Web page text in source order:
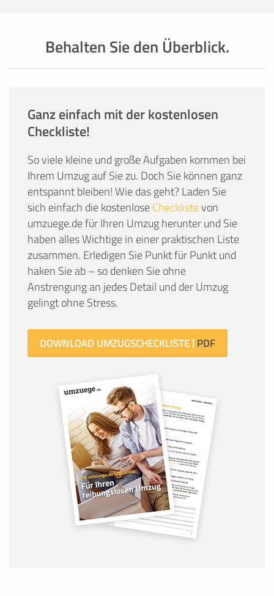
Behalten Sie den Überblick.
Ganz einfach mit der kostenlosen
Checkliste!
So viele kleine und große Aufgaben kommen bei
Ihrem Umzug auf Sie zu. Doch Sie können ganz
entspannt bleiben! Wie das geht? Laden Sie
sich einfach die kostenloseChecklistevon
umzuege.de für Ihren Umzug herunter und Sie
haben alles Wichtige in einer praktischen Liste
zusammen. Erledigen Sie Punkt für Punkt und
haken Sie ab – so denken Sie ohne
Anstrengung an jedes Detail und der Umzug
gelingt ohne Stress.
DOWNLOAD UMZUGSCHECKLISTE